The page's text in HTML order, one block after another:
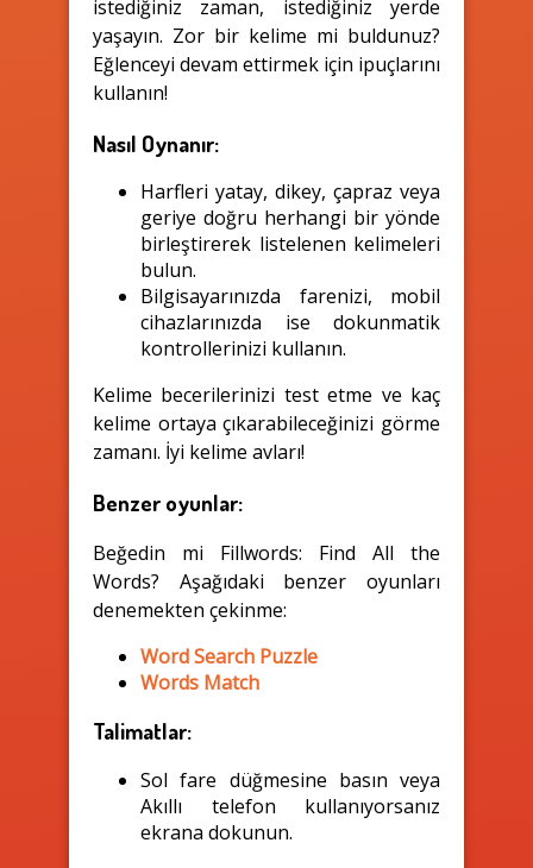
istediğiniz zaman, istediğiniz yerde
yaşayın. Zor bir kelime mi buldunuz?
Eğlenceyi devam ettirmek için ipuçlarını
kullanın!
Nasıl Oynanır:
Harfleri yatay, dikey, çapraz veya
geriye doğru herhangi bir yönde
birleştirerek listelenen kelimeleri
bulun.
Bilgisayarınızda farenizi, mobil
cihazlarınızda ise dokunmatik
kontrollerinizi kullanın.
Kelime becerilerinizi test etme ve kaç
kelime ortaya çıkarabileceğinizi görme
zamanı. İyi kelime avları!
Benzer oyunlar:
Beğedin mi Fillwords: Find All the
Words? Aşağıdaki benzer oyunları
denemekten çekinme:
Word Search Puzzle
Words Match
Talimatlar:
Sol fare düğmesine basın veya
Akıllı telefon kullanıyorsanız
ekrana dokunun.